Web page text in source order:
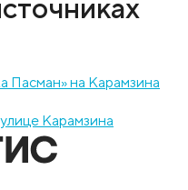
Пасман» на Карамзина